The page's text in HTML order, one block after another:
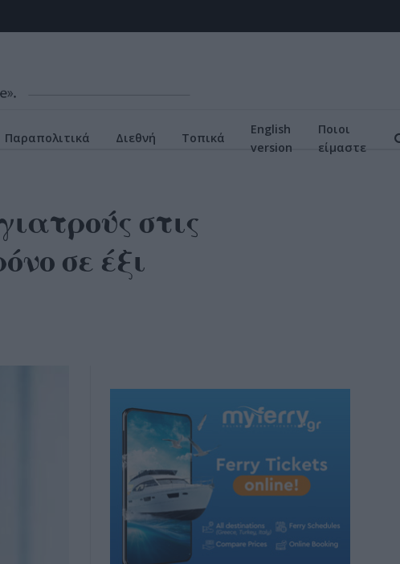
Παραπολιτικά Διεθνή Τοπικά
English
version
Ποιοι
είμαστε
στις
σε έξι